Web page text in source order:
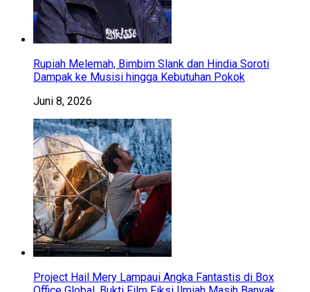
Rupiah Melemah, Bimbim Slank dan Hindia Soroti
Dampak ke Musisi hingga Kebutuhan Pokok
Juni 8, 2026
Project Hail Mery Lampaui Angka Fantastis di Box